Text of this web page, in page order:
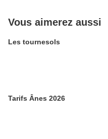
Vous aimerez aussi
Les tournesols
Tarifs Ânes 2026